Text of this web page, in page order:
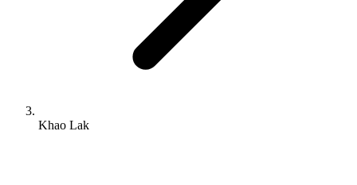
Khao Lak